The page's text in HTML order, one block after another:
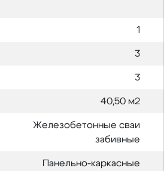
1
3
3
40,50 м2
Железобетонные сваи
забивные
Панельно-каркасные